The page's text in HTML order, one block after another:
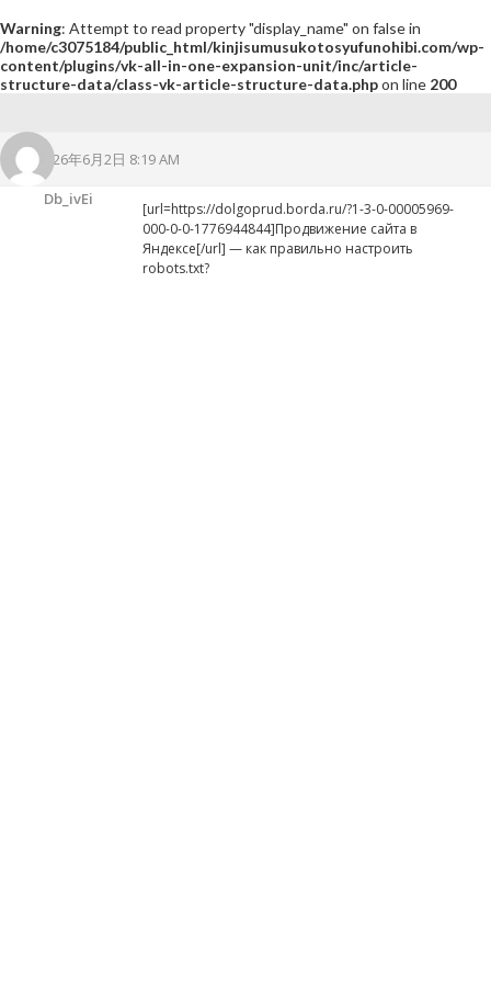
Warning: Attempt to read property "display_name" on false in
/home/c3075184/public_html/kinjisumusukotosyufunohibi.com/wp-
content/plugins/vk-all-in-one-expansion-unit/inc/article-
structure-data/class-vk-article-structure-data.phpon line 200
2026年6月2日 8:19 AM
Db_ivEi
[url=https://dolgoprud.borda.ru/?1-3-0-00005969-
000-0-0-1776944844]Продвижение сайта в
Яндексе[/url] — как правильно настроить
robots.txt?